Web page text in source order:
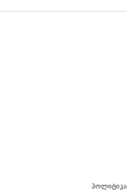
პოლიტიკა